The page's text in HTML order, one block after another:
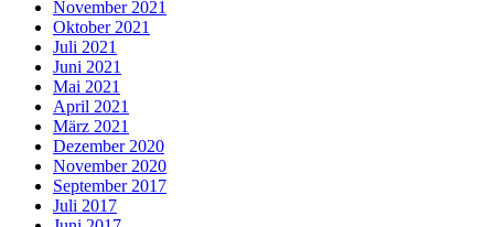
November 2021
Oktober 2021
Juli 2021
Juni 2021
Mai 2021
April 2021
März 2021
Dezember 2020
November 2020
September 2017
Juli 2017